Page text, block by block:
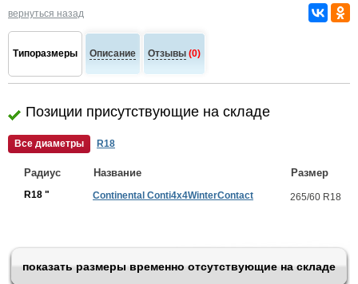
вернуться назад
Типоразмеры Описание Отзывы (0)
Позиции присутствующие на складе
Все диаметры R18
Радиус Название Размер
R18 " Continental Conti4x4WinterContact 265/60 R18
показать размеры временно отсутствующие на складе